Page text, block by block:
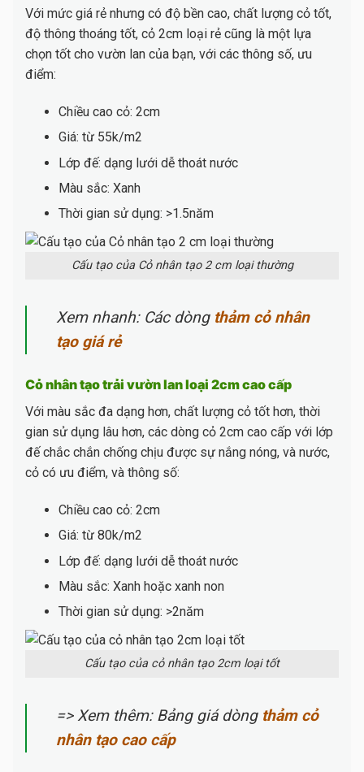
Với mức giá rẻ nhưng có độ bền cao, chất lượng cỏ tốt,
độ thông thoáng tốt, cỏ 2cm loại rẻ cũng là một lựa
chọn tốt cho vườn lan của bạn, với các thông số, ưu
điểm:
Chiều cao cỏ: 2cm
Giá: từ 55k/m2
Lớp đế: dạng lưới dễ thoát nước
Màu sắc: Xanh
Thời gian sử dụng: >1.5năm
Cấu tạo của Cỏ nhân tạo 2 cm loại thường
Xem nhanh: Các dòngthảm cỏ nhân
tạo giá rẻ
Cỏ nhân tạo trải vườn lan loại 2cm cao cấp
Với màu sắc đa dạng hơn, chất lượng cỏ tốt hơn, thời
gian sử dụng lâu hơn, các dòng cỏ 2cm cao cấp với lớp
đế chắc chắn chống chịu được sự nắng nóng, và nước,
cỏ có ưu điểm, và thông số:
Chiều cao cỏ: 2cm
Giá: từ 80k/m2
Lớp đế: dạng lưới dễ thoát nước
Màu sắc: Xanh hoặc xanh non
Thời gian sử dụng: >2năm
Cấu tạo của cỏ nhân tạo 2cm loại tốt
=> Xem thêm: Bảng giá dòng thảm cỏ
nhân tạo cao cấp